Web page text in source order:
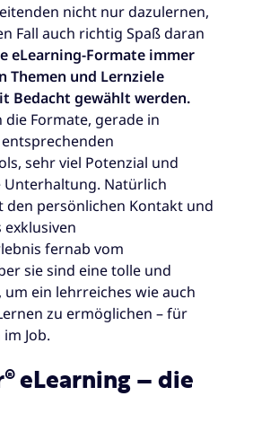
nicht nur dazulernen,
Fall auch richtig Spaß daran
eLearning-Formate immer
Themen und Lernziele
Bedacht gewählt werden.
Formate, gerade in
sehr viel Potenzial und
Unterhaltung. Natürlich
den persönlichen Kontakt und
exklusiven
fernab vom
sie sind eine tolle und
ein lehrreiches wie auch
zu ermöglichen – für
Job.
eLearning – die